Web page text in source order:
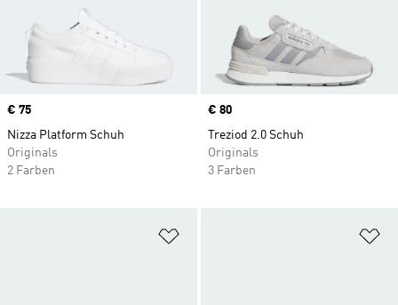
Price
€ 75
Nizza Platform Schuh
Originals
2 Farben
Price
€ 80
Treziod 2.0 Schuh
Originals
3 Farben